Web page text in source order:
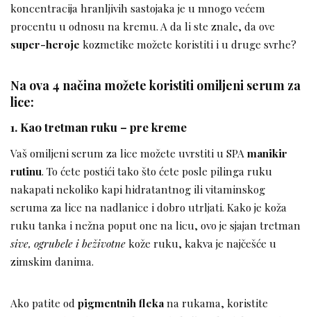
koncentracija hranljivih sastojaka je u mnogo većem
procentu u odnosu na kremu. A da li ste znale, da ove
super-heroje kozmetike možete koristiti i u druge svrhe?
Na ova 4 načina možete koristiti omiljeni serum za
lice:
1. Kao tretman ruku – pre kreme
Vaš omiljeni serum za lice možete uvrstiti u SPA manikir
rutinu. To ćete postići tako što ćete posle pilinga ruku
nakapati nekoliko kapi hidratantnog ili vitaminskog
seruma za lice na nadlanice i dobro utrljati. Kako je koža
ruku tanka i nežna poput one na licu, ovo je sjajan tretman
sive, ogrubele i beživotnekože ruku, kakva je najčešće u
zimskim danima.
Ako patite od pigmentnih flekana rukama, koristite